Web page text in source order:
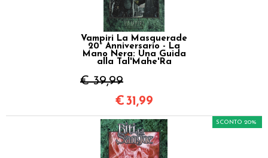
Vampiri La Masquerade
20° Anniversario - La
Mano Nera: Una Guida
alla Tal'Mahe'Ra
€ 39,99
€31,99
SCONTO 20%